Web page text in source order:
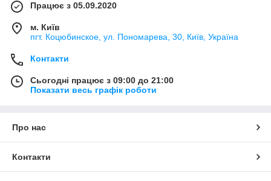
Працює з 05.09.2020
м. Київ
пгт. Коцюбинское, ул. Пономарева, 30, Київ, Україна
Контакти
Сьогодні працює з 09:00 до 21:00
Показати весь графік роботи
Про нас
Контакти